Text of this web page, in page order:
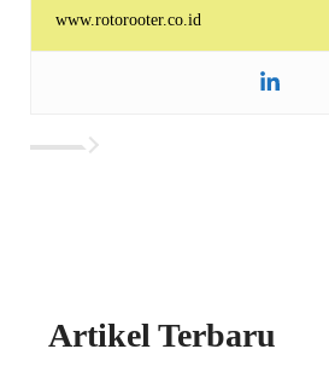
www.rotorooter.co.id
Artikel Terbaru